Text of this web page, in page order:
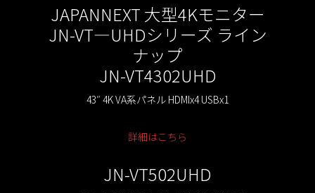
JAPANNEXT 大型4Kモニター
JN-VT—UHDシリーズ ライン
ナップ
JN-VT4302UHD
43″ 4K VA系パネル HDMIx4 USBx1
詳細はこちら
JN-VT502UHD